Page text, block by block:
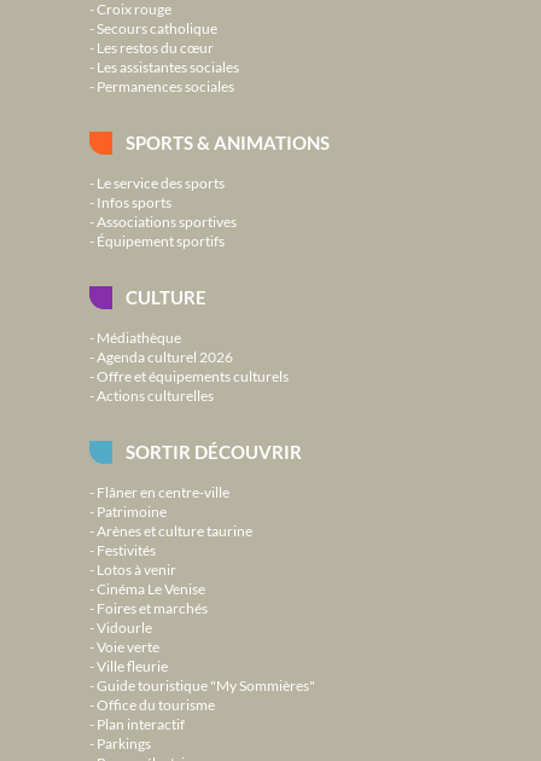
Croix rouge
Secours catholique
Les restos du cœur
Les assistantes sociales
Permanences sociales
SPORTS & ANIMATIONS
Le service des sports
Infos sports
Associations sportives
Équipement sportifs
CULTURE
Médiathèque
Agenda culturel 2026
Offre et équipements culturels
Actions culturelles
SORTIR DÉCOUVRIR
Flâner en centre-ville
Patrimoine
Arènes et culture taurine
Festivités
Lotos à venir
Cinéma Le Venise
Foires et marchés
Vidourle
Voie verte
Ville fleurie
Guide touristique "My Sommières"
Office du tourisme
Plan interactif
Parkings